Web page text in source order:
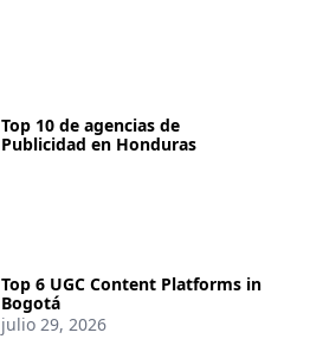
Top 10 de agencias de
Publicidad en Honduras
Top 6 UGC Content Platforms in
Bogotá
julio 29, 2026